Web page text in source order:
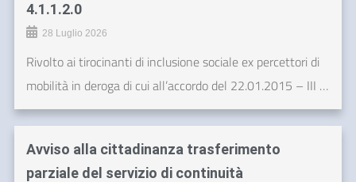
4.1.1.2.0
28 Luglio 2026
Rivolto ai tirocinanti di inclusione sociale ex percettori di
mobilità in deroga di cui all’accordo del 22.01.2015 – III …
Avviso alla cittadinanza trasferimento
parziale del servizio di continuità